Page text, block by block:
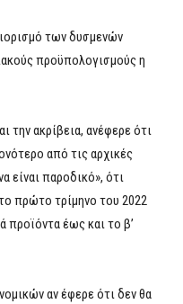
των δυσμενών
προϋπολογισμούς η
την ακρίβεια, ανέφερε ότι
από τις αρχικές
είναι παροδικό», ότι
πρώτο τρίμηνο του 2022
προϊόντα έως και το β’
αν έφερε ότι δεν θα